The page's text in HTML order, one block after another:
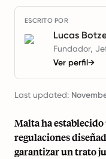
ESCRITO POR
Lucas
Fundador,
Ver perfil→
Last updated:
Malta ha
regulaciones
garantizar un trato